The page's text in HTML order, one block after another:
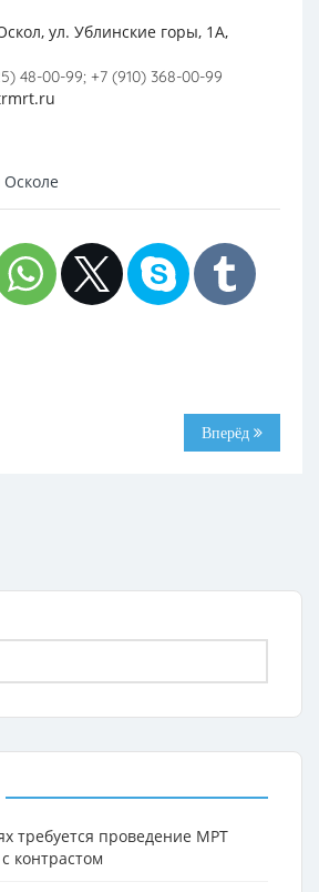
ул. Ублинские горы, 1А,
48-00-99; +7 (910) 368-00-99
Вперёд
требуется проведение МРТ
контрастом